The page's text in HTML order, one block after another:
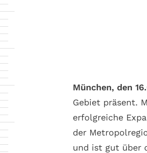
München, den
Gebiet präsent.
erfolgreiche
der
und ist gut über